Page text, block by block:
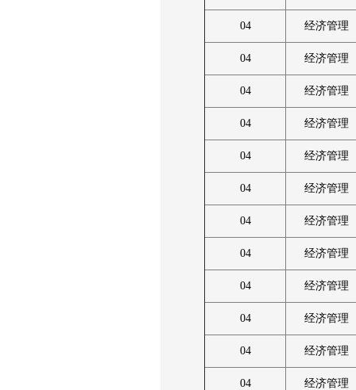
04 经济管理
04 经济管理
04 经济管理
04 经济管理
04 经济管理
04 经济管理
04 经济管理
04 经济管理
04 经济管理
04 经济管理
04 经济管理
04 经济管理